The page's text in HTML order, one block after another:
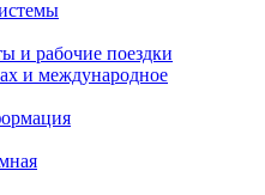
и рабочие поездки
и международное